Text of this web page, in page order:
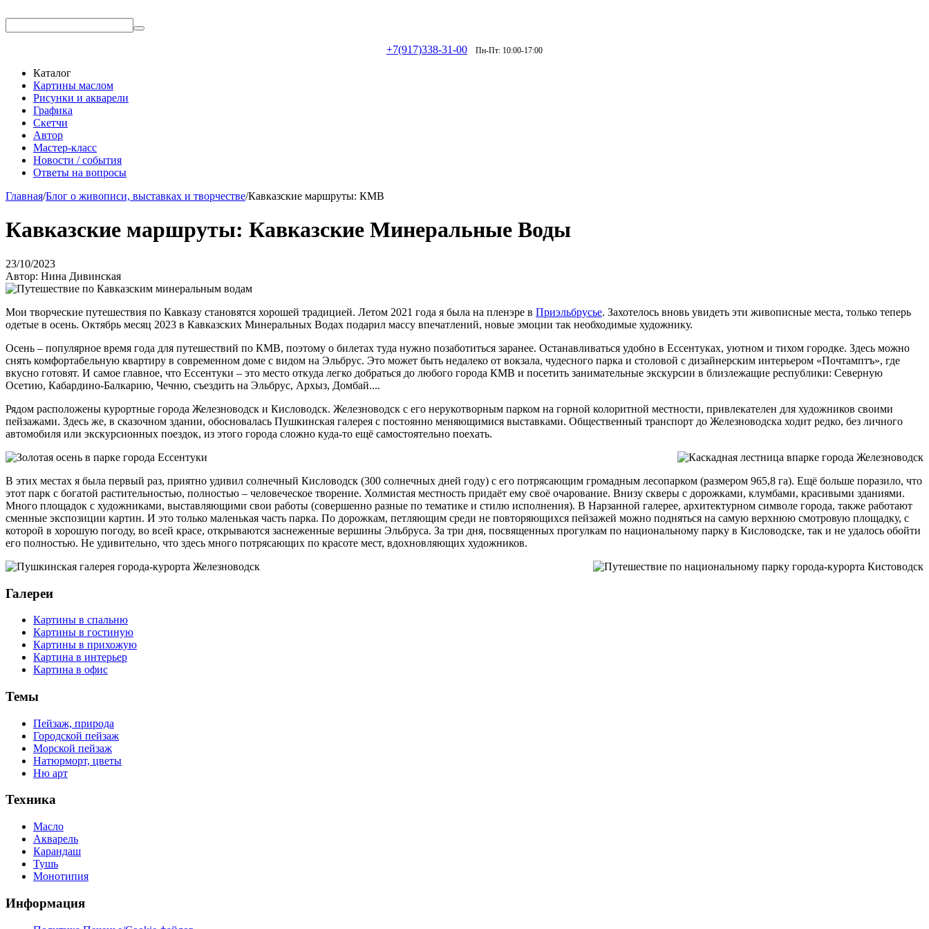
+7(917)338-31-00 Пн-Пт: 10:00-17:00
Каталог
Картины маслом
Рисунки и акварели
Графика
Скетчи
Автор
Мастер-класс
Новости / события
Ответы на вопросы
Главная/Блог о живописи, выставках и творчестве/Кавказские маршруты: КМВ
Кавказские маршруты: Кавказские Минеральные Воды
23/10/2023
Автор: Нина Дивинская
Мои творческие путешествия по Кавказу становятся хорошей традицией. Летом 2021 года я была на пленэре в Приэльбрусье. Захотелось вновь увидеть эти живописные места, только теперь
одетые в осень. Октябрь месяц 2023 в Кавказских Минеральных Водах подарил массу впечатлений, новые эмоции так необходимые художнику.
Осень – популярное время года для путешествий по КМВ, поэтому о билетах туда нужно позаботиться заранее. Останавливаться удобно в Ессентуках, уютном и тихом городке. Здесь можно
снять комфортабельную квартиру в современном доме с видом на Эльбрус. Это может быть недалеко от вокзала, чудесного парка и столовой с дизайнерским интерьером «Почтамптъ», где
вкусно готовят. И самое главное, что Ессентуки – это место откуда легко добраться до любого города КМВ и посетить занимательные экскурсии в близлежащие республики: Северную
Осетию, Кабардино-Балкарию, Чечню, съездить на Эльбрус, Архыз, Домбай....
Рядом расположены курортные города Железноводск и Кисловодск. Железноводск с его нерукотворным парком на горной колоритной местности, привлекателен для художников своими
пейзажами. Здесь же, в сказочном здании, обосновалась Пушкинская галерея с постоянно меняющимися выставками. Общественный транспорт до Железноводска ходит редко, без личного
автомобиля или экскурсионных поездок, из этого города сложно куда-то ещё самостоятельно поехать.
В этих местах я была первый раз, приятно удивил солнечный Кисловодск (300 солнечных дней году) с его потрясающим громадным лесопарком (размером 965,8 га). Ещё больше поразило, что
этот парк с богатой растительностью, полностью – человеческое творение. Холмистая местность придаёт ему своё очарование. Внизу скверы с дорожками, клумбами, красивыми зданиями.
Много площадок с художниками, выставляющими свои работы (совершенно разные по тематике и стилю исполнения). В Нарзанной галерее, архитектурном символе города, также работают
сменные экспозиции картин. И это только маленькая часть парка. По дорожкам, петляющим среди не повторяющихся пейзажей можно подняться на самую верхнюю смотровую площадку, с
которой в хорошую погоду, во всей красе, открываются заснеженные вершины Эльбруса. За три дня, посвященных прогулкам по национальному парку в Кисловодске, так и не удалось обойти
его полностью. Не удивительно, что здесь много потрясающих по красоте мест, вдохновляющих художников.
Галереи
Картины в спальню
Картины в гостиную
Картины в прихожую
Картина в интерьер
Картина в офис
Темы
Пейзаж, природа
Городской пейзаж
Морской пейзаж
Натюрморт, цветы
Ню арт
Техника
Масло
Акварель
Карандаш
Тушь
Монотипия
Информация